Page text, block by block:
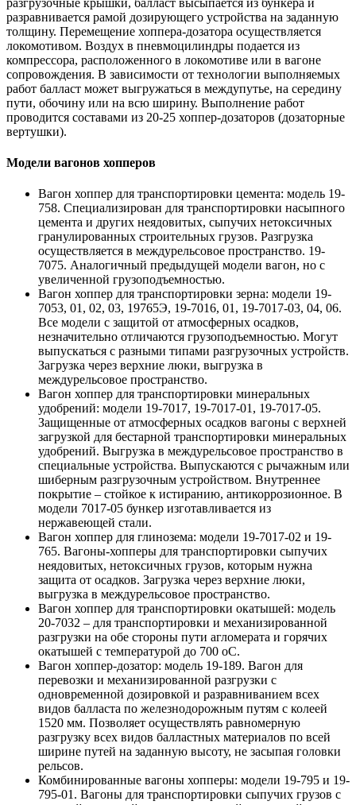
разравнивается рамой дозирующего устройства на заданную
толщину. Перемещение хоппера-дозатора осуществляется
локомотивом. Воздух в пневмоцилиндры подается из
компрессора, расположенного в локомотиве или в вагоне
сопровождения. В зависимости от технологии выполняемых
работ балласт может выгружаться в междупутье, на середину
пути, обочину или на всю ширину. Выполнение работ
проводится составами из 20-25 хоппер-дозаторов (дозаторные
вертушки).
Модели вагонов хопперов
Вагон хоппер для транспортировки цемента: модель 19-
758. Специализирован для транспортировки насыпного
цемента и других неядовитых, сыпучих нетоксичных
гранулированных строительных грузов. Разгрузка
осуществляется в междурельсовое пространство. 19-
7075. Аналогичный предыдущей модели вагон, но с
увеличенной грузоподъемностью.
Вагон хоппер для транспортировки зерна: модели 19-
7053, 01, 02, 03, 19765Э, 19-7016, 01, 19-7017-03, 04, 06.
Все модели с защитой от атмосферных осадков,
незначительно отличаются грузоподъемностью. Могут
выпускаться с разными типами разгрузочных устройств.
Загрузка через верхние люки, выгрузка в
междурельсовое пространство.
Вагон хоппер для транспортировки минеральных
удобрений: модели 19-7017, 19-7017-01, 19-7017-05.
Защищенные от атмосферных осадков вагоны с верхней
загрузкой для бестарной транспортировки минеральных
удобрений. Выгрузка в междурельсовое пространство в
специальные устройства. Выпускаются с рычажным или
шиберным разгрузочным устройством. Внутреннее
покрытие – стойкое к истиранию, антикоррозионное. В
модели 7017-05 бункер изготавливается из
нержавеющей стали.
Вагон хоппер для глинозема: модели 19-7017-02 и 19-
765. Вагоны-хопперы для транспортировки сыпучих
неядовитых, нетоксичных грузов, которым нужна
защита от осадков. Загрузка через верхние люки,
выгрузка в междурельсовое пространство.
Вагон хоппер для транспортировки окатышей: модель
20-7032 – для транспортировки и механизированной
разгрузки на обе стороны пути агломерата и горячих
окатышей с температурой до 700 оС.
Вагон хоппер-дозатор: модель 19-189. Вагон для
перевозки и механизированной разгрузки с
одновременной дозировкой и разравниванием всех
видов балласта по железнодорожным путям с колеей
1520 мм. Позволяет осуществлять равномерную
разгрузку всех видов балластных материалов по всей
ширине путей на заданную высоту, не засыпая головки
рельсов.
Комбинированные вагоны хопперы: модели 19-795 и 19-
795-01. Вагоны для транспортировки сыпучих грузов с